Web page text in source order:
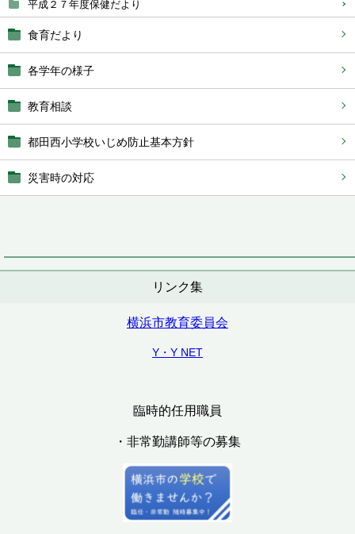
平成２７年度保健だより
食育だより
各学年の様子
教育相談
都田西小学校いじめ防止基本方針
災害時の対応
リンク集
横浜市教育委員会
Y・Y NET
臨時的任用職員
・非常勤講師等の募集